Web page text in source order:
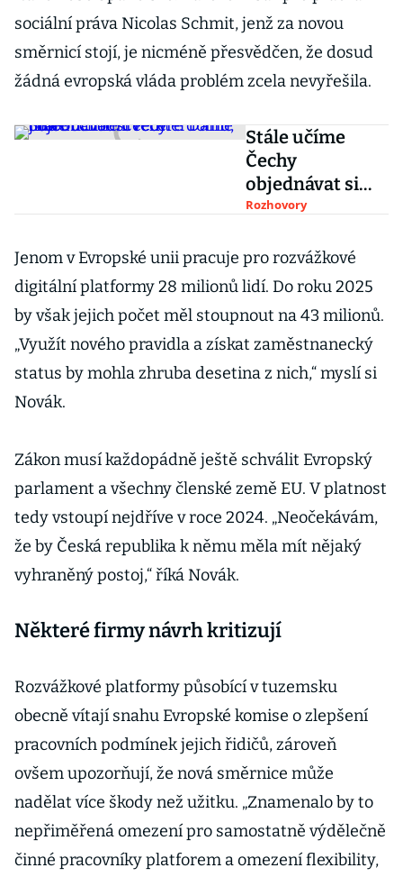
sociální práva Nicolas Schmit, jenž za novou
směrnicí stojí, je nicméně přesvědčen, že dosud
žádná evropská vláda problém zcela nevyřešila.
Stále učíme
Čechy
objednávat si
večeře domů,
ředitel Dáme
jídlo
Rozhovory
Jenom v Evropské unii pracuje pro rozvážkové
digitální platformy 28 milionů lidí. Do roku 2025
by však jejich počet měl stoupnout na 43 milionů.
„Využít nového pravidla a získat zaměstnanecký
status by mohla zhruba desetina z nich,“ myslí si
Novák.
Zákon musí každopádně ještě schválit Evropský
parlament a všechny členské země EU. V platnost
tedy vstoupí nejdříve v roce 2024. „Neočekávám,
že by Česká republika k němu měla mít nějaký
vyhraněný postoj,“ říká Novák.
Některé firmy návrh kritizují
Rozvážkové platformy působící v tuzemsku
obecně vítají snahu Evropské komise o zlepšení
pracovních podmínek jejich řidičů, zároveň
ovšem upozorňují, že nová směrnice může
nadělat více škody než užitku. „Znamenalo by to
nepřiměřená omezení pro samostatně výdělečně
činné pracovníky platforem a omezení flexibility,